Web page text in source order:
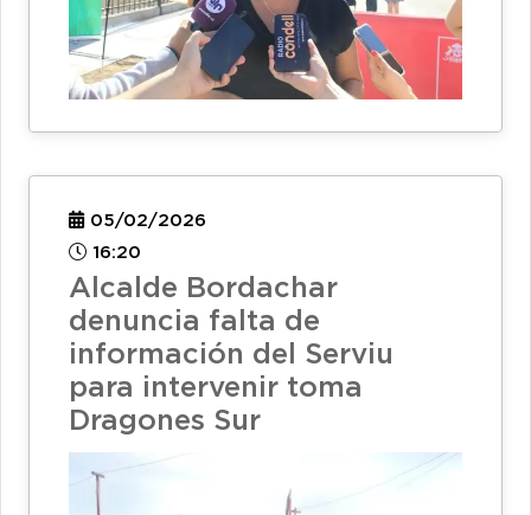
05/02/2026
16:20
Alcalde Bordachar
denuncia falta de
información del Serviu
para intervenir toma
Dragones Sur